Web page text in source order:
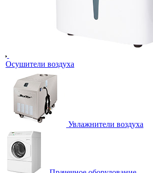
Осушители воздуха
Увлажнители воздуха